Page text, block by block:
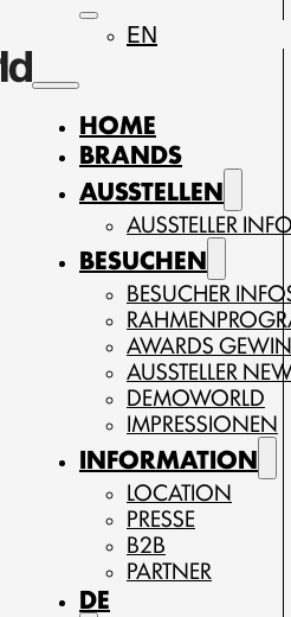
EN
HOME
BRANDS
AUSSTELLEN
AUSSTELLER
BESUCHEN
BESUCHER
AWARDS
AUSSTELLER
DEMOWORLD
IMPRESSIONEN
INFORMATION
LOCATION
PRESSE
B2B
PARTNER
DE